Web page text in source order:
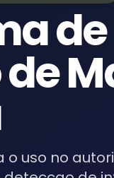
de
uso no